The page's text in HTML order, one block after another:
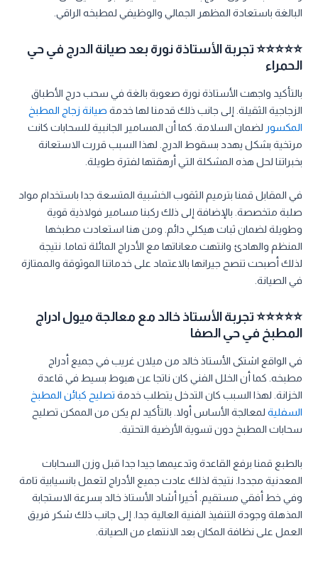
البالغة باستعادة المظهر الجمالي والوظيفي لمطبخه الراقي.
⭐⭐⭐⭐⭐ تجربة الأستاذة نورة بعد صيانة الدرج في حي
الحمراء
بالتأكيد واجهت الأستاذة نورة صعوبة بالغة في سحب درج الأطباق
الزجاجية الثقيلة. إلى جانب ذلك قدمنا لها خدمة صيانة زجاج المطبخ
المكسور لضمان السلامة. كما أن المسامير الجانبية للسحابات كانت
مرتخية بشكل يهدد بسقوط الدرج. لهذا السبب قررت الاستعانة
بخبراتنا لحل هذه المشكلة التي أرهقتها لفترة طويلة.
في المقابل قمنا بترميم الثقوب الخشبية المتسعة جدا باستخدام مواد
صلبة متخصصة. بالإضافة إلى ذلك ركبنا مسامير فولاذية قوية
وطويلة لضمان ثبات هيكلي دائم. ومن هنا استعادت مطبخها
المنظم والهادئ وانتهت معاناتها مع الأدراج المائلة تماما. نتيجة
لذلك أصبحت تنصح جيرانها بالاعتماد على خدماتنا الموثوقة والممتازة
في الصيانة.
⭐⭐⭐⭐⭐ تجربة الأستاذ خالد مع معالجة ميول ادراج
المطبخ في حي الصفا
في الواقع اشتكى الأستاذ خالد من ميلان غريب في جميع أدراج
مطبخه. كما أن الخلل الفني كان ناتجا عن هبوط بسيط في قاعدة
الخزانة. لهذا السبب كان التدخل يتطلب خدمة تصليح كبائن المطبخ
السفلية لمعالجة الأساس أولا. بالتأكيد لم يكن من الممكن تصليح
سحابات المطبخ دون تسوية الأرضية التحتية.
بالطبع قمنا برفع القاعدة وتدعيمها جيدا جدا قبل وزن السحابات
المعدنية مجددا. نتيجة لذلك عادت جميع الأدراج لتعمل بانسيابية تامة
وفي خط أفقي مستقيم. أخيرا أشاد الأستاذ خالد بسرعة الاستجابة
المذهلة وجودة التنفيذ الفنية العالية جدا. إلى جانب ذلك شكر فريق
العمل على نظافة المكان بعد الانتهاء من الصيانة.